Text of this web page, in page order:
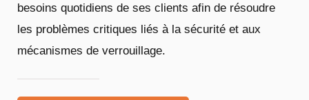
besoins quotidiens de ses clients afin de résoudre
les problèmes critiques liés à la sécurité et aux
mécanismes de verrouillage.